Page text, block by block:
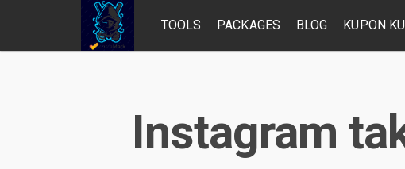
TOOLS PACKAGES BLOG KUPON
Instagram